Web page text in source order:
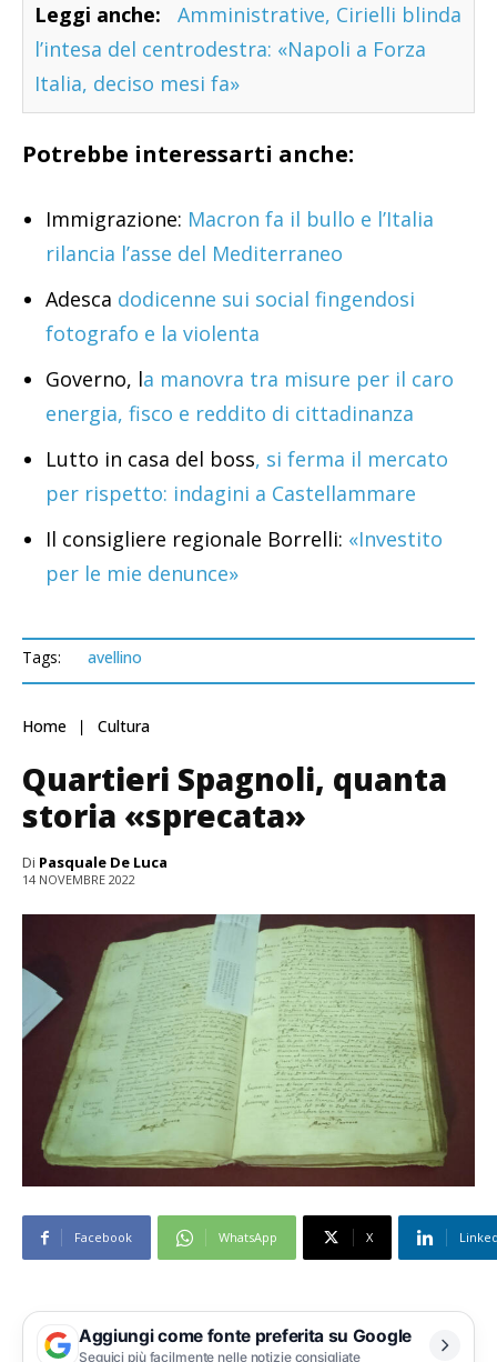
Leggi anche:
Amministrative, Cirielli blinda
l’intesa del centrodestra: «Napoli a Forza
Italia, deciso mesi fa»
Potrebbe interessarti anche:
Immigrazione: Macron fa il bullo e l’Italia
rilancia l’asse del Mediterraneo
Adesca dodicenne sui social fingendosi
fotografo e la violenta
Governo, la manovra tra misure per il caro
energia, fisco e reddito di cittadinanza
Lutto in casa del boss, si ferma il mercato
per rispetto: indagini a Castellammare
Il consigliere regionale Borrelli: «Investito
per le mie denunce»
Tags: avellino
Home Cultura
Quartieri Spagnoli, quanta
storia «sprecata»
Di Pasquale De Luca
14 NOVEMBRE 2022
Facebook WhatsApp X
Aggiungi come fonte preferita su Google
Seguici più facilmente nelle notizie consigliate